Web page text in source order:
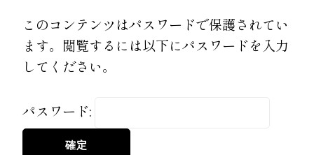
このコンテンツはパスワードで保護されてい
ます。閲覧するには以下にパスワードを入力
してください。
パスワード: